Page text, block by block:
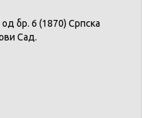
бр. 6 (1870) Српска
Сад.